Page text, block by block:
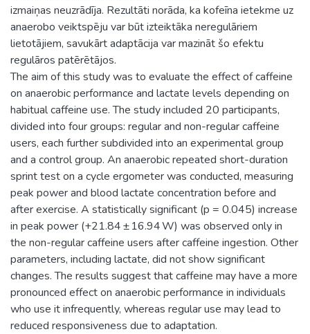
izmaiņas neuzrādīja. Rezultāti norāda, ka kofeīna ietekme uz
anaerobo veiktspēju var būt izteiktāka neregulāriem
lietotājiem, savukārt adaptācija var mazināt šo efektu
regulāros patērētājos.
The aim of this study was to evaluate the effect of caffeine
on anaerobic performance and lactate levels depending on
habitual caffeine use. The study included 20 participants,
divided into four groups: regular and non-regular caffeine
users, each further subdivided into an experimental group
and a control group. An anaerobic repeated short-duration
sprint test on a cycle ergometer was conducted, measuring
peak power and blood lactate concentration before and
after exercise. A statistically significant (p = 0.045) increase
in peak power (+21.84 ± 16.94 W) was observed only in
the non-regular caffeine users after caffeine ingestion. Other
parameters, including lactate, did not show significant
changes. The results suggest that caffeine may have a more
pronounced effect on anaerobic performance in individuals
who use it infrequently, whereas regular use may lead to
reduced responsiveness due to adaptation.